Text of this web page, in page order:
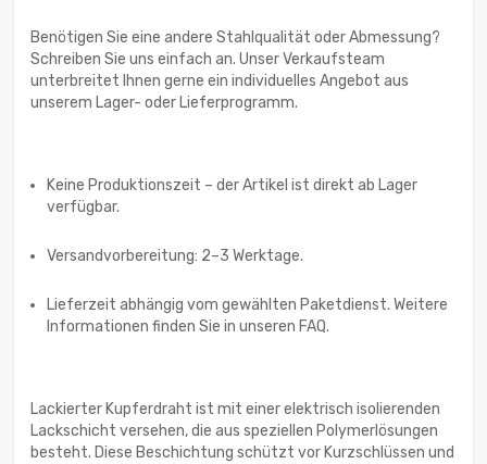
Benötigen Sie eine andere Stahlqualität oder Abmessung?
Schreiben Sie uns einfach an. Unser Verkaufsteam
unterbreitet Ihnen gerne ein individuelles Angebot aus
unserem Lager- oder Lieferprogramm.
Keine Produktionszeit – der Artikel ist direkt ab Lager
verfügbar.
Versandvorbereitung: 2–3 Werktage.
Lieferzeit abhängig vom gewählten Paketdienst. Weitere
Informationen finden Sie in unseren FAQ.
Lackierter Kupferdraht ist mit einer elektrisch isolierenden
Lackschicht versehen, die aus speziellen Polymerlösungen
besteht. Diese Beschichtung schützt vor Kurzschlüssen und